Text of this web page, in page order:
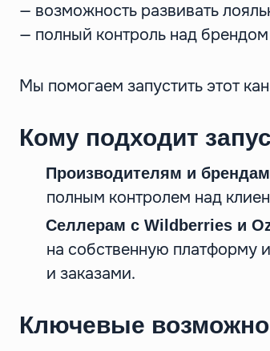
— возможность развивать
— полный контроль над
Мы помогаем запустить этот
Кому подходит
Производителям и брендам
полным контролем над
Селлерам с Wildberries и
на собственную платформу
и заказами.
Ключевые